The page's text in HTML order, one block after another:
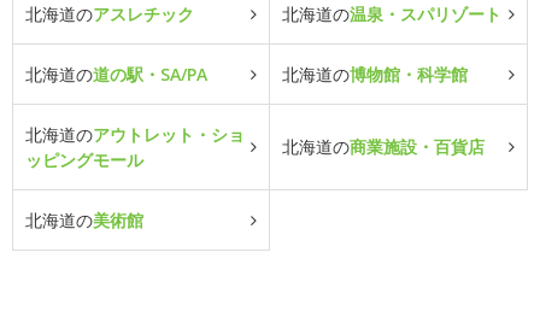
北海道のアスレチック 北海道の温泉・スパリゾート
北海道の道の駅・SA/PA 北海道の博物館・科学館
北海道のアウトレット・ショ
ッピングモール
北海道の商業施設・百貨店
北海道の美術館